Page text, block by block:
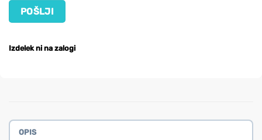
Izdelek ni na zalogi
OPIS